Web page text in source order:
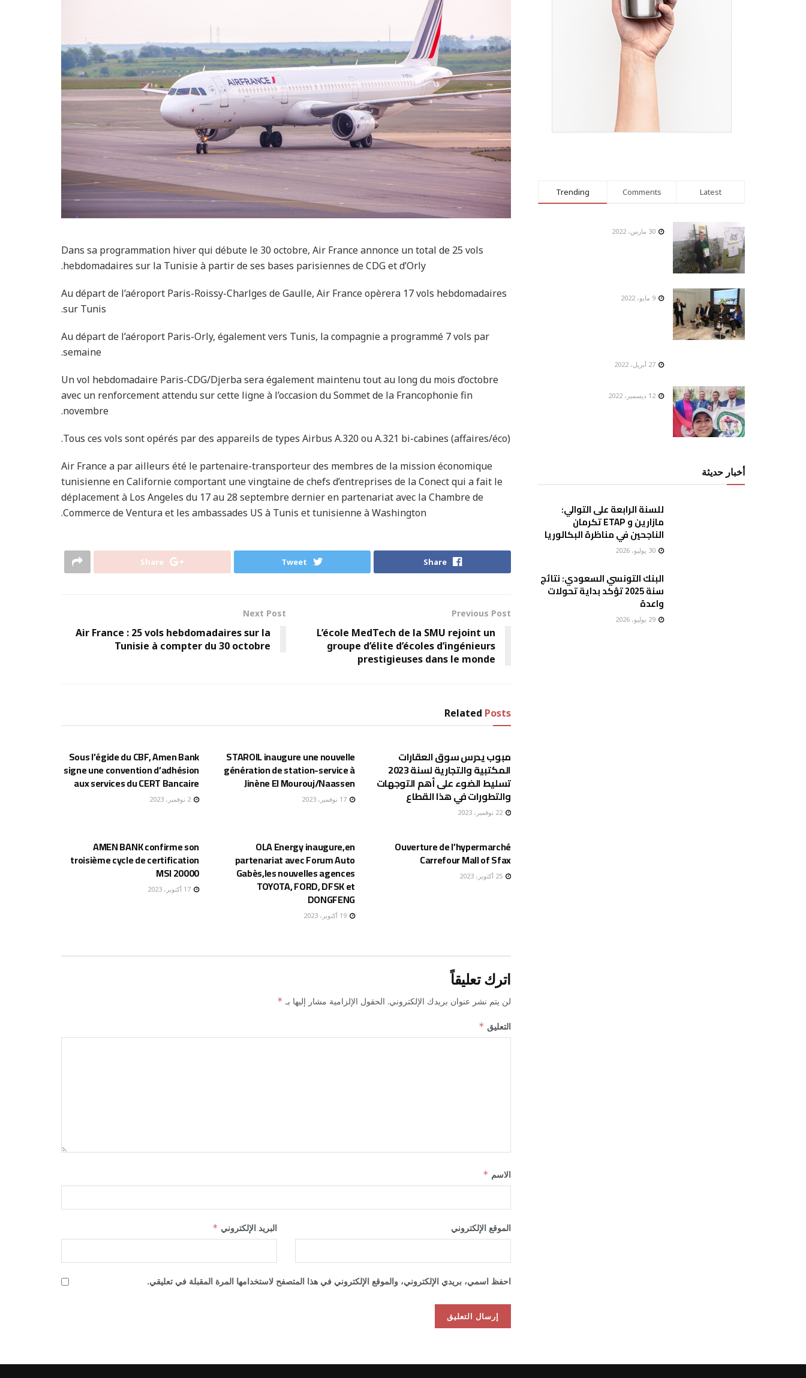
Dans sa programmation hiver qui débute le 30 octobre, Air France annonce un total de 25 vols
hebdomadaires sur la Tunisie à partir de ses bases parisiennes de CDG et d’Orly.
Au départ de l’aéroport Paris-Roissy-Charlges de Gaulle, Air France opèrera 17 vols hebdomadaires
sur Tunis.
Au départ de l’aéroport Paris-Orly, également vers Tunis, la compagnie a programmé 7 vols par
semaine.
Un vol hebdomadaire Paris-CDG/Djerba sera également maintenu tout au long du mois d’octobre
avec un renforcement attendu sur cette ligne à l’occasion du Sommet de la Francophonie fin
novembre.
Tous ces vols sont opérés par des appareils de types Airbus A.320 ou A.321 bi-cabines (affaires/éco).
Air France a par ailleurs été le partenaire-transporteur des membres de la mission économique
tunisienne en Californie comportant une vingtaine de chefs d’entreprises de la Conect qui a fait le
déplacement à Los Angeles du 17 au 28 septembre dernier en partenariat avec la Chambre de
Commerce de Ventura et les ambassades US à Tunis et tunisienne à Washington.
Share
Tweet
Share
Previous Post
L’école MedTech de la SMU rejoint un
groupe d’élite d’écoles d’ingénieurs
prestigieuses dans le monde
Next Post
Air France : 25 vols hebdomadaires sur la
Tunisie à compter du 30 octobre
Related Posts
مبوب يدرس سوق العقارات
المكتبية والتجارية لسنة 2023
تسليط الضوء على أهم التوجهات
والتطورات في هذا القطاع
STAROIL inaugure une nouvelle
génération de station-service à
Jinène El Mourouj/Naassen
Sous l’égide du CBF, Amen Bank
signe une convention d’adhésion
aux services du CERT Bancaire
Ouverture de l’hypermarché
Carrefour Mall of Sfax
OLA Energy inaugure,en
partenariat avec Forum Auto
Gabès,les nouvelles agences
TOYOTA, FORD, DFSK et
DONGFENG
AMEN BANK confirme son
troisième cycle de certification
MSI 20000
اترك تعليقاً
لن يتم نشر عنوان بريدك الإلكتروني. الحقول الإلزامية مشار إليها بـ *
التعليق *
الاسم *
البريد الإلكتروني * الموقع الإلكتروني
احفظ اسمي، بريدي الإلكتروني، والموقع الإلكتروني في هذا المتصفح لاستخدامها المرة المقبلة في تعليقي.
Trending Comments Latest
أخبار حديثة
للسنة الرابعة على التوالي:
مازارين و ETAP تكرمان
الناجحين في مناظرة البكالوريا
البنك التونسي السعودي: نتائج
سنة 2025 تؤكد بداية تحولات
واعدة